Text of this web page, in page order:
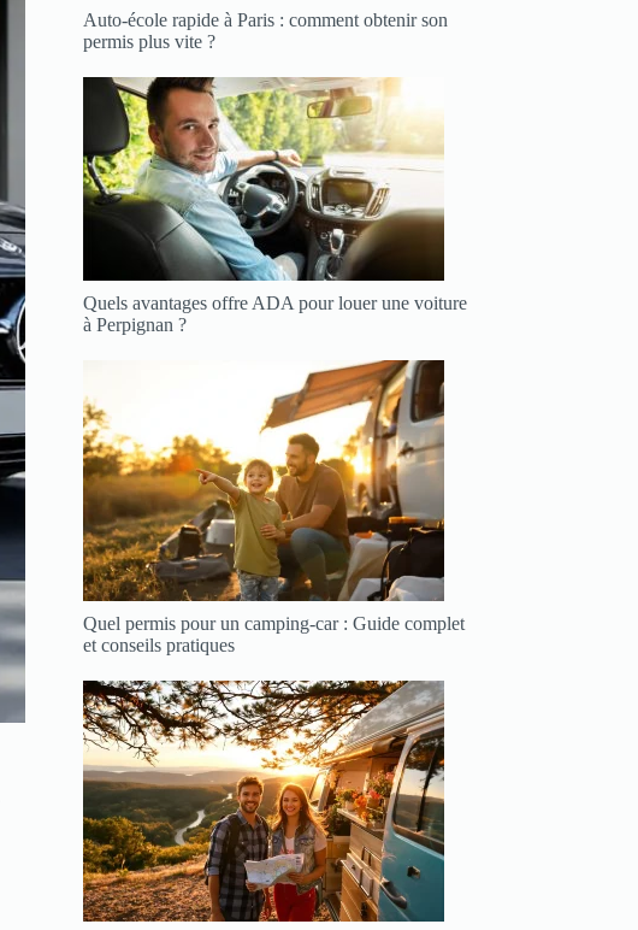
Auto-école rapide à Paris : comment obtenir son
permis plus vite ?
Quels avantages offre ADA pour louer une voiture
à Perpignan ?
Quel permis pour un camping-car : Guide complet
et conseils pratiques